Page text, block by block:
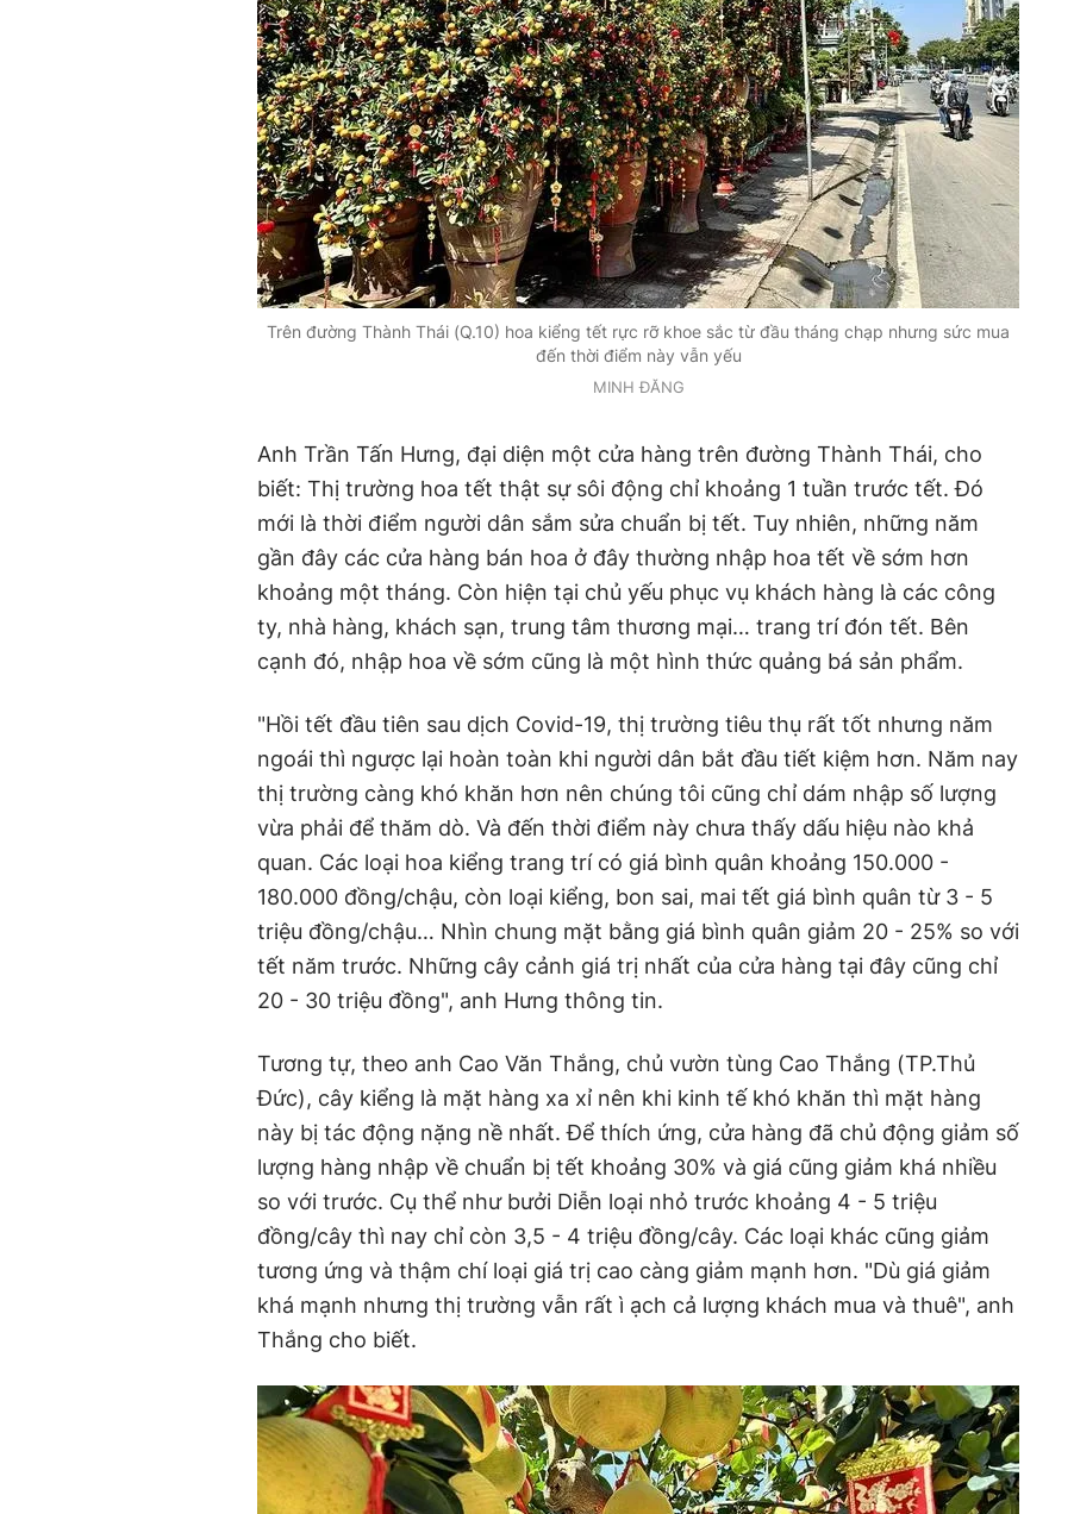
Trên đường Thành Thái (Q.10) hoa kiểng tết rực rỡ khoe sắc từ đầu tháng chạp nhưng sức mua
đến thời điểm này vẫn yếu
MINH ĐĂNG
Anh Trần Tấn Hưng, đại diện một cửa hàng trên đường Thành Thái, cho
biết: Thị trường hoa tết thật sự sôi động chỉ khoảng 1 tuần trước tết. Đó
mới là thời điểm người dân sắm sửa chuẩn bị tết. Tuy nhiên, những năm
gần đây các cửa hàng bán hoa ở đây thường nhập hoa tết về sớm hơn
khoảng một tháng. Còn hiện tại chủ yếu phục vụ khách hàng là các công
ty, nhà hàng, khách sạn, trung tâm thương mại… trang trí đón tết. Bên
cạnh đó, nhập hoa về sớm cũng là một hình thức quảng bá sản phẩm.
"Hồi tết đầu tiên sau dịch Covid-19, thị trường tiêu thụ rất tốt nhưng năm
ngoái thì ngược lại hoàn toàn khi người dân bắt đầu tiết kiệm hơn. Năm nay
thị trường càng khó khăn hơn nên chúng tôi cũng chỉ dám nhập số lượng
vừa phải để thăm dò. Và đến thời điểm này chưa thấy dấu hiệu nào khả
quan. Các loại hoa kiểng trang trí có giá bình quân khoảng 150.000 -
180.000 đồng/chậu, còn loại kiểng, bon sai, mai tết giá bình quân từ 3 - 5
triệu đồng/chậu… Nhìn chung mặt bằng giá bình quân giảm 20 - 25% so với
tết năm trước. Những cây cảnh giá trị nhất của cửa hàng tại đây cũng chỉ
20 - 30 triệu đồng", anh Hưng thông tin.
Tương tự, theo anh Cao Văn Thắng, chủ vườn tùng Cao Thắng (TP.Thủ
Đức), cây kiểng là mặt hàng xa xỉ nên khi kinh tế khó khăn thì mặt hàng
này bị tác động nặng nề nhất. Để thích ứng, cửa hàng đã chủ động giảm số
lượng hàng nhập về chuẩn bị tết khoảng 30% và giá cũng giảm khá nhiều
so với trước. Cụ thể như bưởi Diễn loại nhỏ trước khoảng 4 - 5 triệu
đồng/cây thì nay chỉ còn 3,5 - 4 triệu đồng/cây. Các loại khác cũng giảm
tương ứng và thậm chí loại giá trị cao càng giảm mạnh hơn. "Dù giá giảm
khá mạnh nhưng thị trường vẫn rất ì ạch cả lượng khách mua và thuê", anh
Thắng cho biết.